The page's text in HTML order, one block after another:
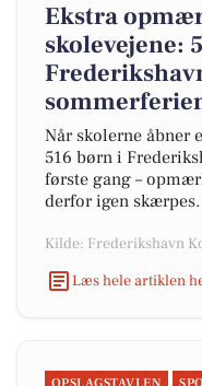
Ekstra
skolevejene:
Når skolerne åbner
516 børn i
første gang –
derfor igen skærpes.
Kilde: Frederikshavn
Læs hele artiklen